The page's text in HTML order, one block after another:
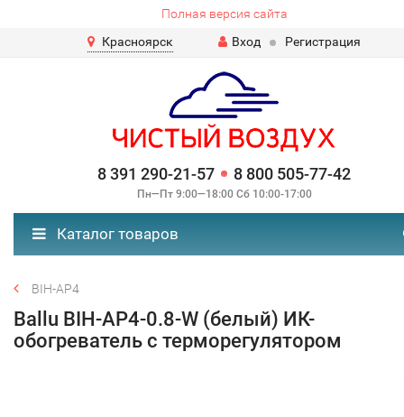
Полная версия сайта
Красноярск
Вход Регистрация
8 391 290-21-57 8 800 505-77-42
Пн—Пт 9:00—18:00 Сб 10:00-17:00
Каталог товаров
BIH-AP4
Ballu BIH-AP4-0.8-W (белый) ИК-
обогреватель с терморегулятором